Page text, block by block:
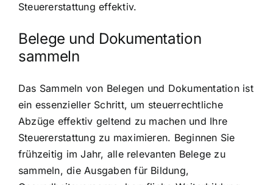
Steuererstattung effektiv.
Belege und Dokumentation
sammeln
Das Sammeln von Belegen und Dokumentation ist
ein essenzieller Schritt, um steuerrechtliche
Abzüge effektiv geltend zu machen und Ihre
Steuererstattung zu maximieren. Beginnen Sie
frühzeitig im Jahr, alle relevanten Belege zu
sammeln, die Ausgaben für Bildung,